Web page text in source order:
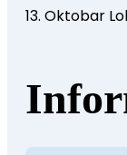
13. Oktobar